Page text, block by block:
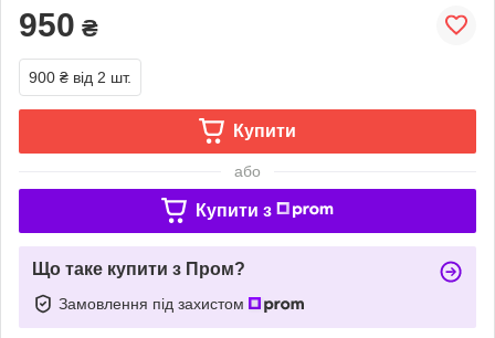
950 ₴
900 ₴ від 2 шт.
Купити
або
Купити з
Що таке купити з Пром?
Замовлення під захистом